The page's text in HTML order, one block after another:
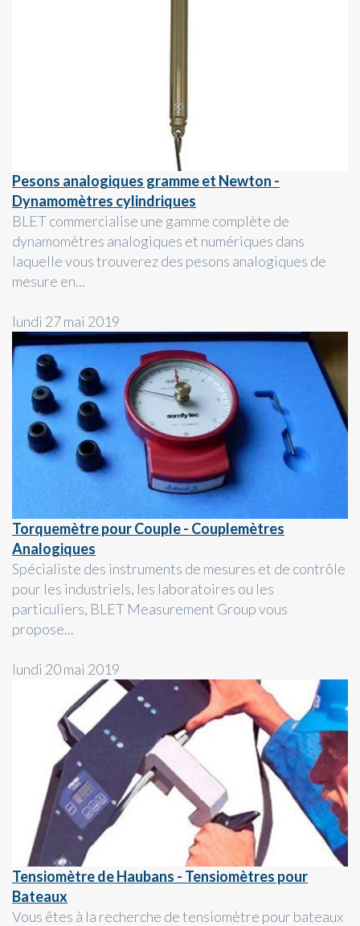
Pesons analogiques gramme et Newton -
Dynamomètres cylindriques
BLET commercialise une gamme complète de
dynamomètres analogiques et numériques dans
laquelle vous trouverez des pesons analogiques de
mesure en...
lundi 27 mai 2019
Torquemètre pour Couple - Couplemètres
Analogiques
Spécialiste des instruments de mesures et de contrôle
pour les industriels, les laboratoires ou les
particuliers, BLET Measurement Group vous
propose...
lundi 20 mai 2019
Tensiomètre de Haubans - Tensiomètres pour
Bateaux
Vous êtes à la recherche de tensiomètre pour bateaux